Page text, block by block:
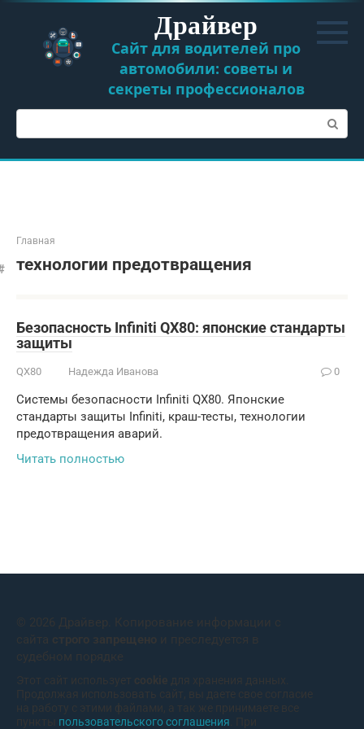
Перейти
контенту
Драйвер
Сайт для водителей про
автомобили: советы и
секреты профессионалов
Поиск:
Главная
технологии предотвращения
Безопасность Infiniti QX80: японские стандарты
защиты
QX80 Надежда Иванова 0
Системы безопасности Infiniti QX80. Японские
стандарты защиты Infiniti, краш-тесты, технологии
предотвращения аварий.
Читать полностью
© 2026 Драйвер. Копирование информации с
сайта строго запрещено и преследуется в
судебном порядке
Этот сайт использует cookie для хранения данных.
Продолжая использовать сайт, вы даете свое согласие
на работу с этими файлами, а так же принимаете все
пункты пользовательского соглашения . При